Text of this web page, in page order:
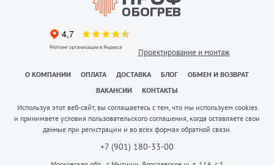
Проектирование и монтаж
О КОМПАНИИ ОПЛАТА ДОСТАВКА БЛОГ
ОБМЕН И ВОЗВРАТ
ВАКАНСИИ
КОНТАКТЫ
Используя этот веб-сайт, вы соглашаетесь с тем, что мы используем cookies
и принимаете условия пользовательского соглашения, когда оставляете свои
данные при регистрации и во всех формах обратной связи.
+7 (901) 180-33-00